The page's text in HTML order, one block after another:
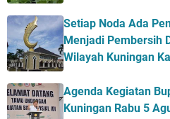
Setiap Noda Ada
Menjadi Pembersih
Wilayah Kuningan
Agenda Kegiatan
Kuningan Rabu 5